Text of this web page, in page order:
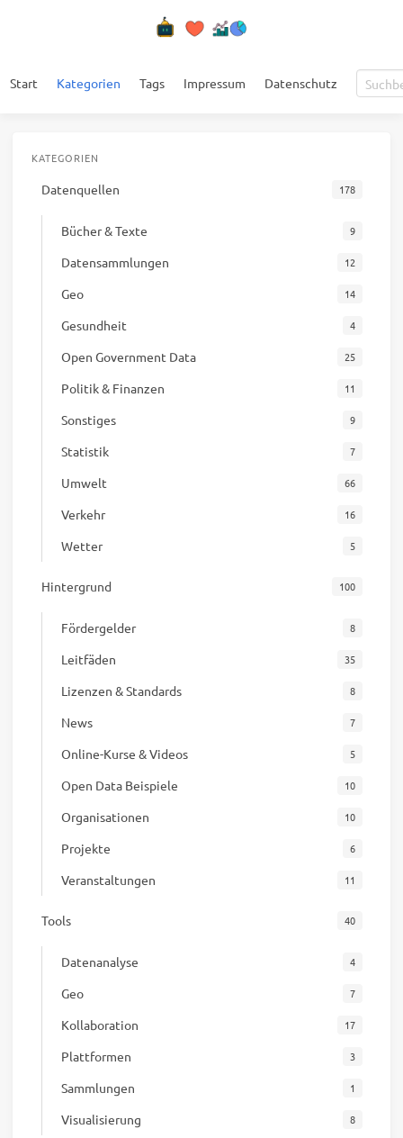
Start Kategorien Tags Impressum Datenschutz
KATEGORIEN
Datenquellen 178
Bücher & Texte 9
Datensammlungen 12
Geo 14
Gesundheit 4
Open Government Data 25
Politik & Finanzen 11
Sonstiges 9
Statistik 7
Umwelt 66
Verkehr 16
Wetter 5
Hintergrund 100
Fördergelder 8
Leitfäden 35
Lizenzen & Standards 8
News 7
Online-Kurse & Videos 5
Open Data Beispiele 10
Organisationen 10
Projekte 6
Veranstaltungen 11
Tools 40
Datenanalyse 4
Geo 7
Kollaboration 17
Plattformen 3
Sammlungen 1
Visualisierung 8